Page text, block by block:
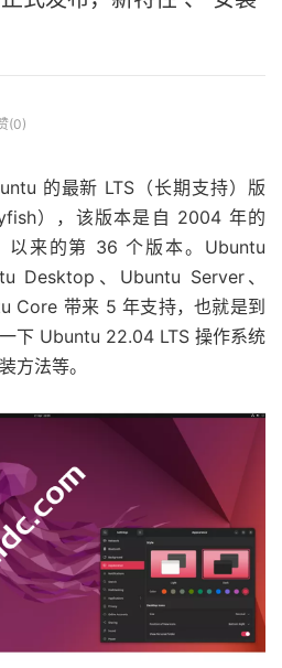
(0)
的最新 LTS（长期支持）版
） ，该版本是自 2004 年的
以来的第 36 个版本。Ubuntu
Desktop、Ubuntu Server、
Core 带来 5 年支持，也就是到
下 Ubuntu 22.04 LTS 操作系统
方法等。